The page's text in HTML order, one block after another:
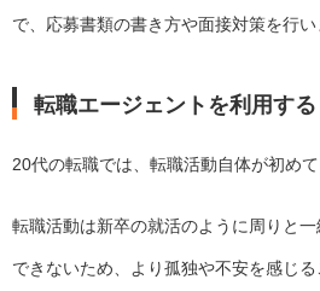
で、応募書類の書き方や面接対策を行い
転職エージェントを利用する
20代の転職では、転職活動自体が初め
転職活動は新卒の就活のように周りと
できないため、より孤独や不安を感じる